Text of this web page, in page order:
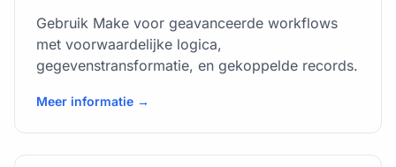
Gebruik Make voor geavanceerde workflows
met voorwaardelijke logica,
gegevenstransformatie, en gekoppelde records.
Meer informatie →